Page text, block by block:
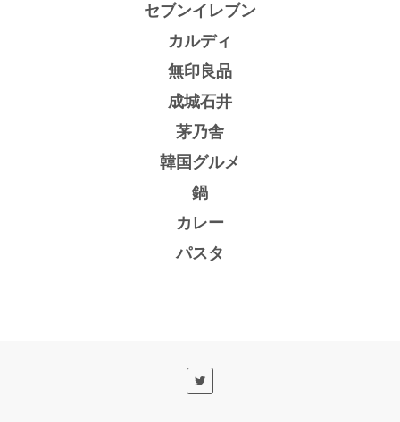
セブンイレブン
カルディ
無印良品
成城石井
茅乃舎
韓国グルメ
鍋
カレー
パスタ